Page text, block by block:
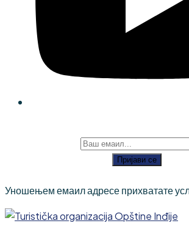
Пријави се
Уношењем емаил адресе прихватате